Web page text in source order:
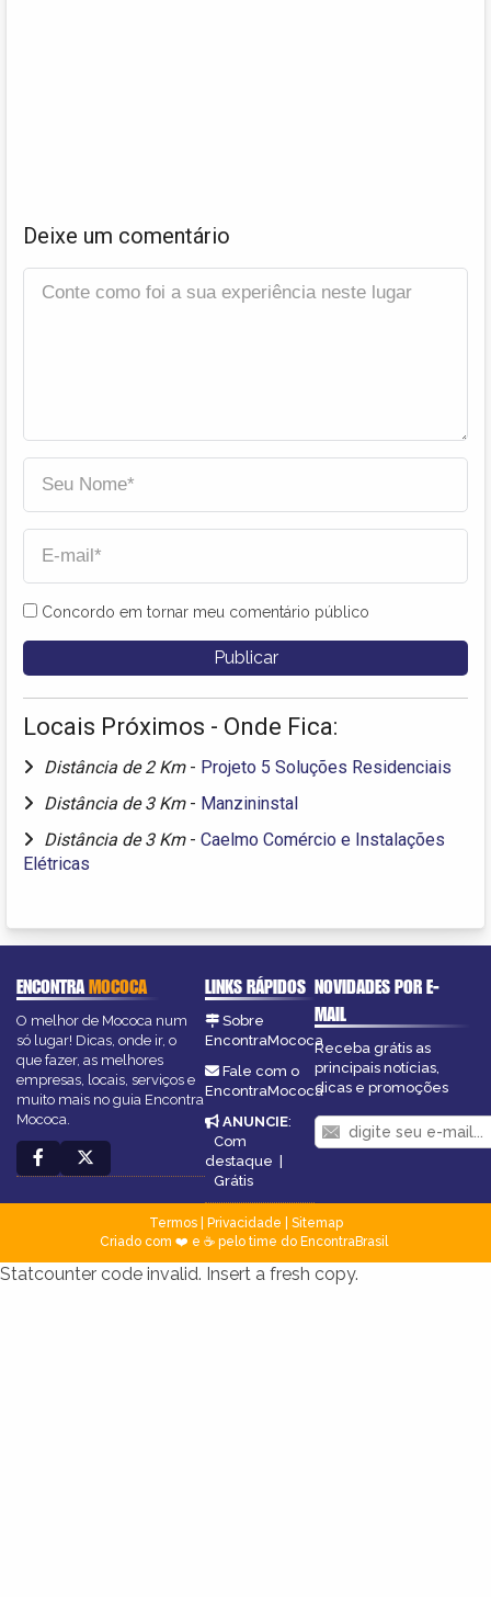
Deixe um comentário
Concordo em tornar meu comentário público
Locais Próximos - Onde Fica:
Distância de 2 Km - Projeto 5 Soluções Residenciais
Distância de 3 Km - Manzininstal
Distância de 3 Km - Caelmo Comércio e Instalações
Elétricas
ENCONTRAMOCOCA
O melhor de Mococa num
só lugar! Dicas, onde ir, o
que fazer, as melhores
empresas, locais, serviços e
muito mais no guia Encontra
Mococa.
LINKS RÁPIDOS
Sobre
EncontraMococa
Fale com o
EncontraMococa
ANUNCIE:
Com
destaque |
Grátis
NOVIDADES POR E-
MAIL
Receba grátis as
principais notícias,
dicas e promoções
Termos| Privacidade
Sitemap
Criado com ❤️ e ☕ pelo time do EncontraBrasil
Statcounter code invalid. Insert a fresh copy.